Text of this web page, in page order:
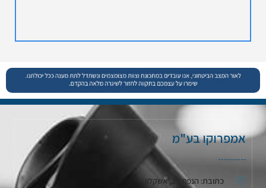
אמפרוקו בע"מ
כתובת: הנפח 28, אשקלון